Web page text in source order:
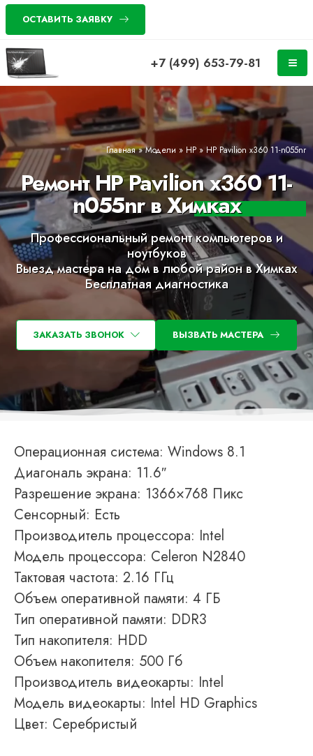
ОСТАВИТЬ ЗАЯВКУ
+7 (499) 653-79-81
Главная»Модели » HP » HP Pavilion x360 11-n055nr
Ремонт HP Pavilion x360 11-
n055nr в Химках
Профессиональный ремонт компьютеров и
ноутбуков
Выезд мастера на дом в любой район в Химках
Бесплатная диагностика
ЗАКАЗАТЬ ЗВОНОК ВЫЗВАТЬ МАСТЕРА
Операционная система: Windows 8.1
Диагональ экрана: 11.6″
Разрешение экрана: 1366×768 Пикс
Сенсорный: Есть
Производитель процессора: Intel
Модель процессора: Celeron N2840
Тактовая частота: 2.16 ГГц
Объем оперативной памяти: 4 ГБ
Тип оперативной памяти: DDR3
Тип накопителя: HDD
Объем накопителя: 500 Гб
Производитель видеокарты: Intel
Модель видеокарты: Intel HD Graphics
Цвет: Серебристый